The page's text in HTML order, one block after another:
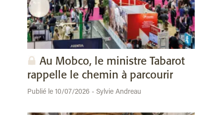
Au Mobco, le ministre Tabarot
rappelle le chemin à parcourir
Publié le 10/07/2026 - Sylvie Andreau